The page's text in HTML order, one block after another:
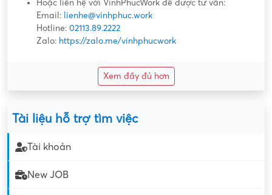
Hoặc liên hệ với VinhPhucWork để được tư vấn:
Email: lienhe@vinhphuc.work
Hotline: 02113.89.2222
Zalo: https://zalo.me/vinhphucwork
Xem đầy đủ hơn
Tài liệu hỗ trợ tìm việc
Tài khoản
New JOB